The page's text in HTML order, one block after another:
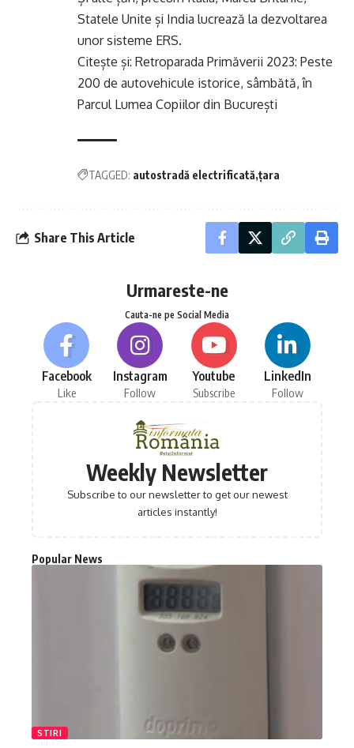
Statele Unite și India lucrează la dezvoltarea
unor sisteme ERS.
Citește și: Retroparada Primăverii 2023: Peste
200 de autovehicule istorice, sâmbătă, în
Parcul Lumea Copiilor din București
TAGGED: autostradă electrificată țara
Share This Article
Urmareste-ne
Cauta-ne pe Social Media
Facebook
Like
Instagram
Follow
Youtube
Subscribe
LinkedIn
Follow
Weekly Newsletter
Subscribe to our newsletter to get our newest
articles instantly!
Popular News
STIRI